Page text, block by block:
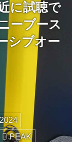
に試聴で
ーブース
シブオー
PEAK